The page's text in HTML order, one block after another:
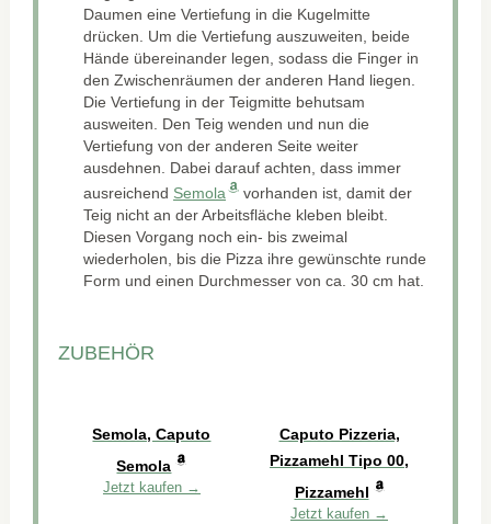
Daumen eine Vertiefung in die Kugelmitte
drücken. Um die Vertiefung auszuweiten, beide
Hände übereinander legen, sodass die Finger in
den Zwischenräumen der anderen Hand liegen.
Die Vertiefung in der Teigmitte behutsam
ausweiten. Den Teig wenden und nun die
Vertiefung von der anderen Seite weiter
ausdehnen. Dabei darauf achten, dass immer
ausreichend Semola
vorhanden ist, damit der
Teig nicht an der Arbeitsfläche kleben bleibt.
Diesen Vorgang noch ein- bis zweimal
wiederholen, bis die Pizza ihre gewünschte runde
Form und einen Durchmesser von ca. 30 cm hat.
ZUBEHÖR
Semola, Caputo
Semola
Jetzt kaufen →
Caputo Pizzeria,
Pizzamehl Tipo 00,
Pizzamehl
Jetzt kaufen →